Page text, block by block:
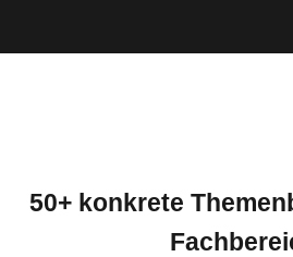
50+ konkrete